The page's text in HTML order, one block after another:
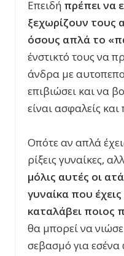
Επειδή πρέπει να
ξεχωρίζουν τους
όσους απλά το
ένστικτό τους να
άνδρα με
επιβιώσει και να
είναι ασφαλείς
Οπότε αν απλά
ρίξεις γυναίκες,
μόλις αυτές οι
γυναίκα που
καταλάβει ποιος
θα μπορεί να
σεβασμό για